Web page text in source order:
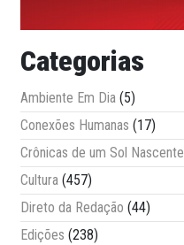
Categorias
Ambiente Em Dia (5)
Conexões Humanas (17)
Crônicas de um Sol Nascente
Cultura (457)
Direto da Redação (44)
Edições (238)